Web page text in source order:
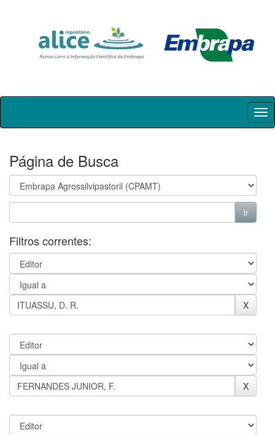
Skip
Página de Busca
Filtros correntes: